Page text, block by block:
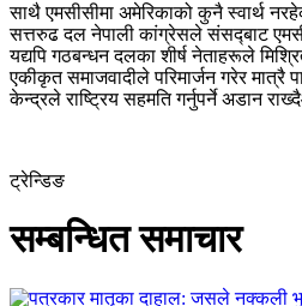
साथै एमसीसीमा अमेरिकाको कुनै स्वार्थ
सत्तरुढ दल नेपाली कांग्रेसले संसद्‍बाट
यद्यपि गठबन्धन दलका शीर्ष नेताहरूले
एकीकृत समाजवादीले परिमार्जन गरेर मात्रै
केन्द्रले राष्ट्रिय सहमति गर्नुपर्ने अडान
ट्रेन्डिङ
सम्बन्धित समाचार